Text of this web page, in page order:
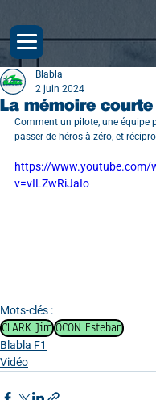
La mémoire courte
Blabla
2 juin 2024
Comment un pilote, une équipe
passer de héros à zéro, et
https://www.youtube.com/
v=vILZwRiJaIo
Mots-clés :
CLARK Jim OCON Esteban
Blabla F1
Vidéo